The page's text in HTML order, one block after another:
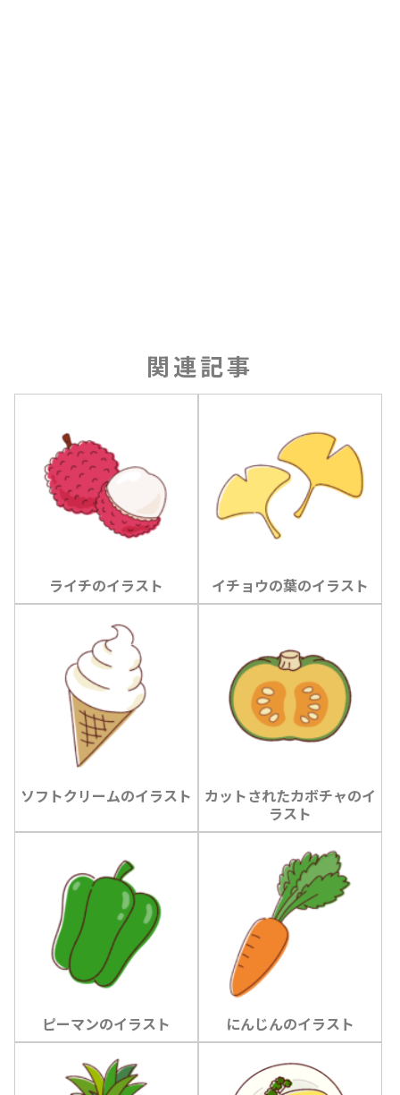
関連記事
ライチのイラスト イチョウの葉のイラスト
ソフトクリームのイラスト
カットされたカボチャのイ
ラスト
ピーマンのイラスト にんじんのイラスト